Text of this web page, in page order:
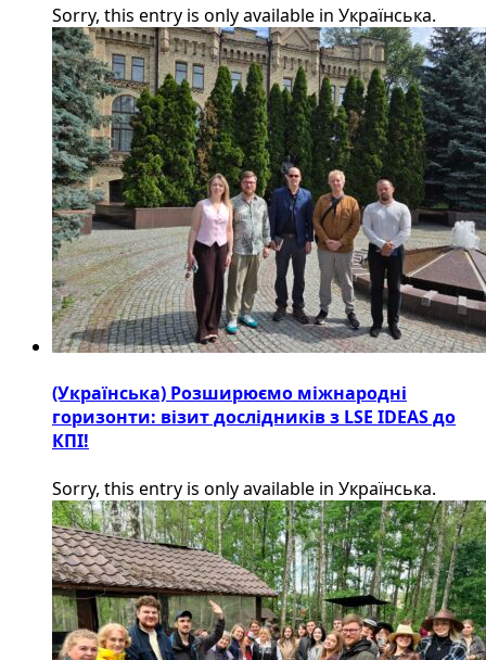
Sorry, this entry is only available in Українська.
(Українська) Розширюємо міжнародні
горизонти: візит дослідників з LSE IDEAS до
КПІ!
Sorry, this entry is only available in Українська.